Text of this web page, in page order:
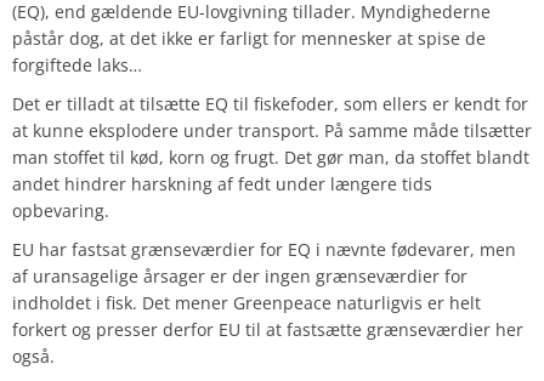
(EQ), end gældende EU-lovgivning tillader. Myndighederne
påstår dog, at det ikke er farligt for mennesker at spise de
forgiftede laks…
Det er tilladt at tilsætte EQ til fiskefoder, som ellers er kendt for
at kunne eksplodere under transport. På samme måde tilsætter
man stoffet til kød, korn og frugt. Det gør man, da stoffet blandt
andet hindrer harskning af fedt under længere tids
opbevaring.
EU har fastsat grænseværdier for EQ i nævnte fødevarer, men
af uransagelige årsager er der ingen grænseværdier for
indholdet i fisk. Det mener Greenpeace naturligvis er helt
forkert og presser derfor EU til at fastsætte grænseværdier her
også.